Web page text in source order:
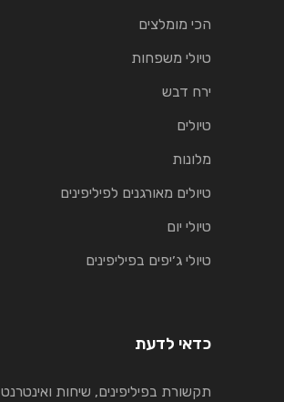
הכי מומלצים
טיולי משפחות
ירח דבש
טיולים
מלונות
טיולים מאורגנים לפיליפינים
טיולי יום
טיולי ג׳יפים בפיליפינים
כדאי לדעת
תקשורת בפיליפינים, שיחות ואינטרנט